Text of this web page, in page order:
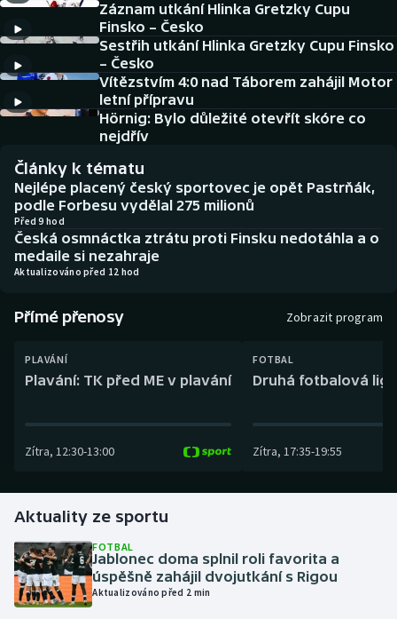
Cyklistika
DALŠÍ SPORTY
Americký fotbal
Baseball a softbal
Basketbal
Biatlon
Boby a skeleton
Box
Curling
Golf
Gymnastika
Házená
NEPŘEHLÉDNĚTE
Historické návraty
Aplikace ČT sport
AZ kvíz
Záznam utkání Hlinka Gretzky Cupu
Finsko – Česko
Sestřih utkání Hlinka Gretzky Cupu Finsko
– Česko
Vítězstvím 4:0 nad Táborem zahájil Motor
letní přípravu
Hörnig: Bylo důležité otevřít skóre co
nejdřív
Články k tématu
Nejlépe placený český sportovec je opět Pastrňák,
podle Forbesu vydělal 275 milionů
Před 9 hod
Česká osmnáctka ztrátu proti Finsku nedotáhla a o
medaile si nezahraje
Aktualizováno před 12 hod
Přímé přenosy Zobrazit program
PLAVÁNÍ
Plavání: TK před ME v plavání
Zítra, 12:30-13:00
FOTBAL
Druhá fotbalová
Zítra, 17:35-19:55
Aktuality ze sportu
FOTBAL
Jablonec doma splnil roli favorita a
úspěšně zahájil dvojutkání s Rigou
Aktualizováno před 2 min